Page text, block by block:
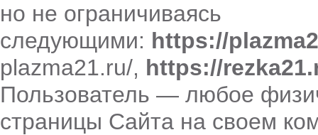
но не ограничиваясь
следующими: https://plazma
plazma21.ru/, https://
Пользователь — любое
страницы Сайта на своем